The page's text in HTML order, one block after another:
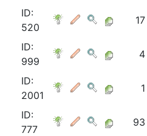
ID:
520
17
ID:
999
4
ID:
2001
1
ID:
777
93